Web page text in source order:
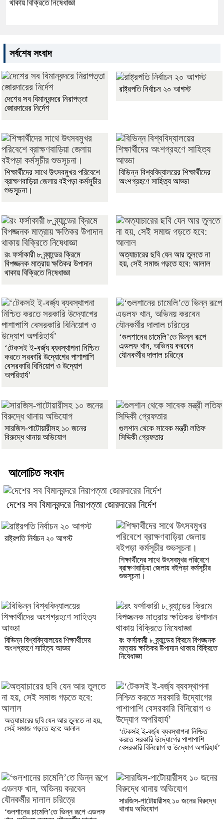
থাকায় বিক্রিতে নিষেধাজ্ঞা
সর্বশেষ সংবাদ
দেশের সব বিমানবন্দরে নিরাপত্তা
জোরদারের নির্দেশ
রাষ্ট্রপতি নির্বাচন ২০ আগস্ট
শিক্ষার্থীদের সাথে উৎসবমুখর পরিবেশে
ব্রাক্ষণবাড়িয়া জেলায় বইপড়া কর্মসূচীর
শুভসূচনা।
বিভিন্ন বিশ্ববিদ্যালয়ের শিক্ষার্থীদের
অংশগ্রহণে সাহিত্য আড্ডা
রং ফর্সাকারী ৮ ব্র্যান্ডের ক্রিমে
বিপজ্জনক মাত্রায় ক্ষতিকর উপাদান
থাকায় বিক্রিতে নিষেধাজ্ঞা
অত্যাচারের ছবি যেন আর তুলতে না
হয়, সেই সমাজ গড়তে হবে: আলাল
‘টেকসই ই-বর্জ্য ব্যবস্থাপনা নিশ্চিত
করতে সরকারি উদ্যোগের পাশাপাশি
বেসরকারি বিনিয়োগ ও উদ্যোগ
অপরিহার্য’
‘গুলশানের চামেলি’তে ভিন্ন রূপে
এডলফ খান, অভিনয় করবেন
যৌনকর্মীর দালাল চরিত্রে
সারজিস-পাটোয়ারীসহ ১০ জনের
বিরুদ্ধে থানায় অভিযোগ
গুলশান থেকে সাবেক মন্ত্রী লতিফ
সিদ্দিকী গ্রেফতার
আলোচিত সংবাদ
দেশের সব বিমানবন্দরে নিরাপত্তা জোরদারের নির্দেশ
রাষ্ট্রপতি নির্বাচন ২০ আগস্ট
শিক্ষার্থীদের সাথে উৎসবমুখর পরিবেশে
ব্রাক্ষণবাড়িয়া জেলায় বইপড়া কর্মসূচীর
শুভসূচনা।
বিভিন্ন বিশ্ববিদ্যালয়ের শিক্ষার্থীদের
অংশগ্রহণে সাহিত্য আড্ডা
রং ফর্সাকারী ৮ ব্র্যান্ডের ক্রিমে বিপজ্জনক
মাত্রায় ক্ষতিকর উপাদান থাকায় বিক্রিতে
নিষেধাজ্ঞা
অত্যাচারের ছবি যেন আর তুলতে না হয়,
সেই সমাজ গড়তে হবে: আলাল
‘টেকসই ই-বর্জ্য ব্যবস্থাপনা নিশ্চিত
করতে সরকারি উদ্যোগের পাশাপাশি
বেসরকারি বিনিয়োগ ও উদ্যোগ অপরিহার্য’
‘গুলশানের চামেলি’তে ভিন্ন রূপে এডলফ
সারজিস-পাটোয়ারীসহ ১০ জনের বিরুদ্ধে
থানায় অভিযোগ